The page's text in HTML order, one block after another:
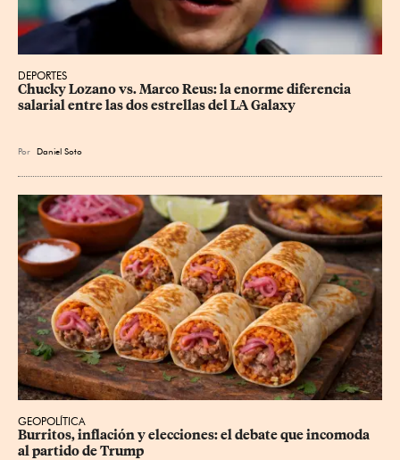
DEPORTES
Chucky Lozano vs. Marco Reus: la enorme diferencia
salarial entre las dos estrellas del LA Galaxy
Por Daniel Soto
GEOPOLÍTICA
Burritos, inflación y elecciones: el debate que incomoda
al partido de Trump